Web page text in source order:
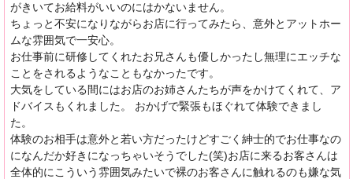
がきいてお給料がいいのにはかないません。
ちょっと不安になりながらお店に行ってみたら、意外とアットホー
ムな雰囲気で一安心。
お仕事前に研修してくれたお兄さんも優しかったし無理にエッチな
ことをされるようなこともなかったです。
大気をしている間にはお店のお姉さんたちが声をかけてくれて、ア
ドバイスもくれました。 おかげで緊張もほぐれて体験できまし
た。
体験のお相手は意外と若い方だったけどすごく紳士的でお仕事なの
になんだか好きになっちゃいそうでした(笑)お店に来るお客さんは
全体的にこういう雰囲気みたいで裸のお客さんに触れるのも嫌な気